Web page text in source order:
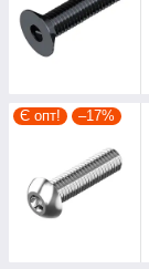
Є опт! –17%